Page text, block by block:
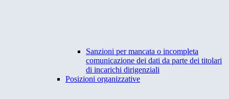
Sanzioni per mancata o incompleta
comunicazione dei dati da parte dei titolari
di incarichi dirigenziali
Posizioni organizzative